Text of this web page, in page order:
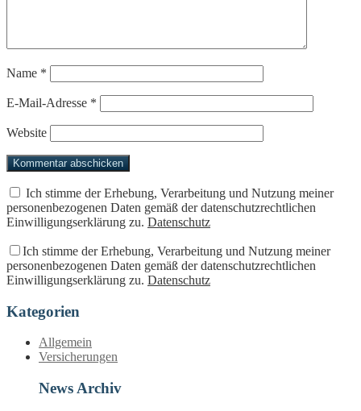
Name *
E-Mail-Adresse *
Website
Ich stimme der Erhebung, Verarbeitung und Nutzung meiner
personenbezogenen Daten gemäß der datenschutzrechtlichen
Einwilligungserklärung zu. Datenschutz
Ich stimme der Erhebung, Verarbeitung und Nutzung meiner
personenbezogenen Daten gemäß der datenschutzrechtlichen
Einwilligungserklärung zu. Datenschutz
Kategorien
Allgemein
Versicherungen
News Archiv